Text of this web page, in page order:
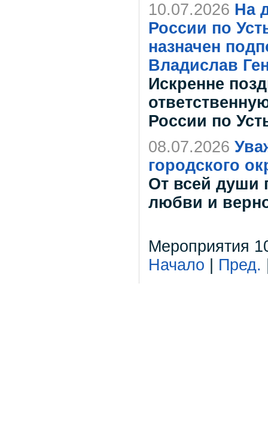
10.07.2026 На
России по
назначен
Владислав
Искренне
России по
08.07.2026
городского
От всей души
любви и
Мероприятия
Начало
Пред.